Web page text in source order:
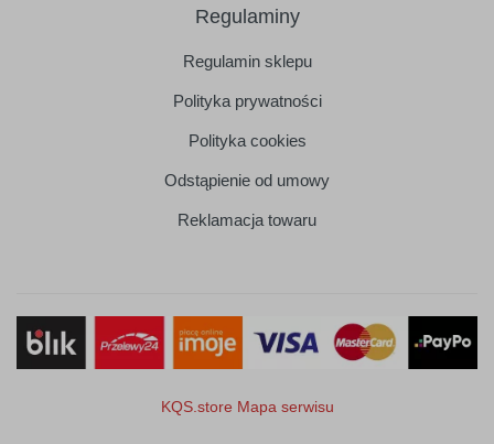
Regulaminy
Regulamin sklepu
Polityka prywatności
Polityka cookies
Odstąpienie od umowy
Reklamacja towaru
KQS.store Mapa serwisu